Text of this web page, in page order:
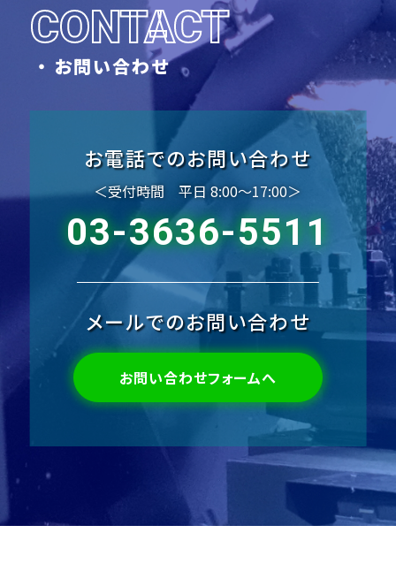
CONTACT
お問い合わせ
お電話でのお問い合わせ
＜受付時間 平日 8:00〜17:00＞
03-3636-5511
メールでのお問い合わせ
お問い合わせフォームへ